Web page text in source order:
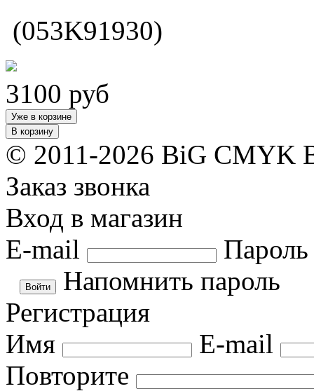
(053K91930)
3100 руб
Уже в корзине
В корзину
© 2011-2026 BiG CMYK
Заказ звонка
Вход в магазин
E-mail
Пароль
Напомнить пароль
Регистрация
Имя
E-mail
Повторите